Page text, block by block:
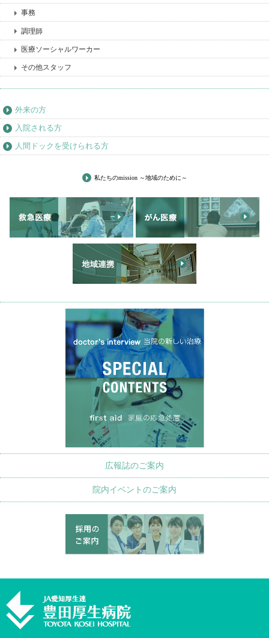
事務
調理師
医療ソーシャルワーカー
その他スタッフ
外来の方
入院される方
人間ドックを受けられる方
私たちのmission ～地域のために～
広報誌のご案内
院内イベントのご案内